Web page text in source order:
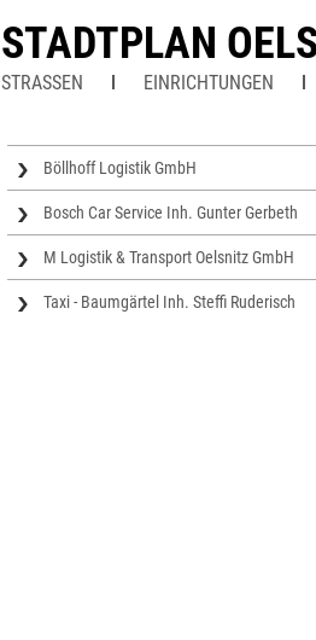
STADTPLAN
STRASSEN EINRICHTUNGEN
Böllhoff Logistik GmbH
Bosch Car Service Inh. Gunter Gerbeth
M Logistik & Transport Oelsnitz GmbH
Taxi - Baumgärtel Inh. Steffi Ruderisch